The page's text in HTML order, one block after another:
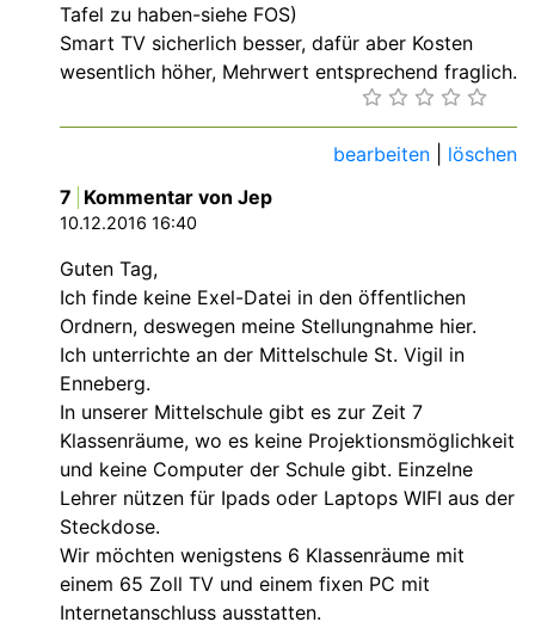
Tafel zu haben-siehe FOS)
Smart TV sicherlich besser, dafür aber Kosten
wesentlich höher, Mehrwert entsprechend fraglich.
bearbeiten
löschen
7 Kommentar von Jep
10.12.2016 16:40
Guten Tag,
Ich finde keine Exel-Datei in den öffentlichen
Ordnern, deswegen meine Stellungnahme hier.
Ich unterrichte an der Mittelschule St. Vigil in
Enneberg.
In unserer Mittelschule gibt es zur Zeit 7
Klassenräume, wo es keine Projektionsmöglichkeit
und keine Computer der Schule gibt. Einzelne
Lehrer nützen für Ipads oder Laptops WIFI aus der
Steckdose.
Wir möchten wenigstens 6 Klassenräume mit
einem 65 Zoll TV und einem fixen PC mit
Internetanschluss ausstatten.